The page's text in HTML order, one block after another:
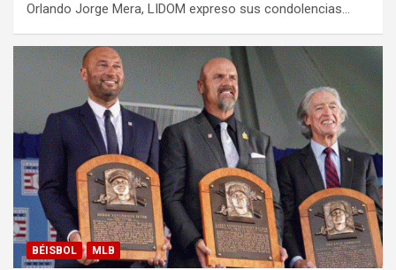
Orlando Jorge Mera, LIDOM expreso sus condolencias…
BÉISBOL MLB